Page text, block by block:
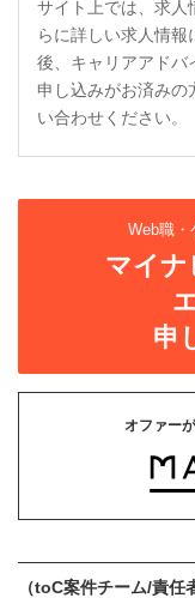
サイト上では、求人
らに詳しい求人情
後、キャリアアドバ
申し込みがお済みの
い合わせください。
Web職・
マイナ
申
オファー
（toC案件チーム/責